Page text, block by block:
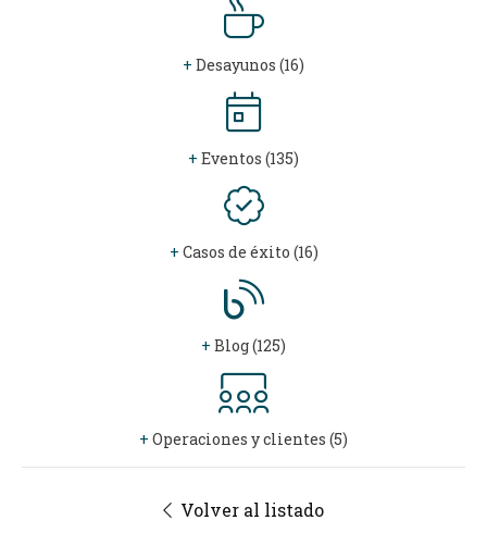
+ Desayunos (16)
+ Eventos (135)
+ Casos de éxito (16)
+ Blog (125)
+ Operaciones y clientes (5)
Volver al listado